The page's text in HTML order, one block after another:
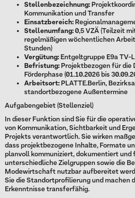
Stellenbezeichnung:
Kommunikation und Transfer
Einsatzbereich:
Stellenumfang:0,5 VZÄ (Teilzeit
regelmäßigen wöchentlichen
Stunden)
Vergütung: Entgeltgruppe E9a TV-L
Befristung: Projektbezogen für die
Förderphase (01.10.2026 bis
Arbeitsort: PLATTE.Berlin,
standortbezogene Außentermine
Aufgabengebiet (Stellenziel)
In dieser Funktion sind Sie für die
von Kommunikation, Sichtbarkeit und
Projekts verantwortlich. Sie wirken
dass projektbezogene Inhalte, Formate
planvoll kommuniziert, dokumentiert und
unterschiedliche Zielgruppen sowie die
Modewirtschaft nutzbar aufbereitet
Sie die Standortprofilierung und machen
Erkenntnisse transferfähig.